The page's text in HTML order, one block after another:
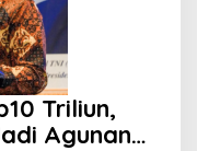
Triliun,
Agunan